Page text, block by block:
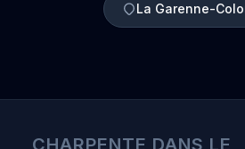
La Garenne-
CHARPENTE DANS LE